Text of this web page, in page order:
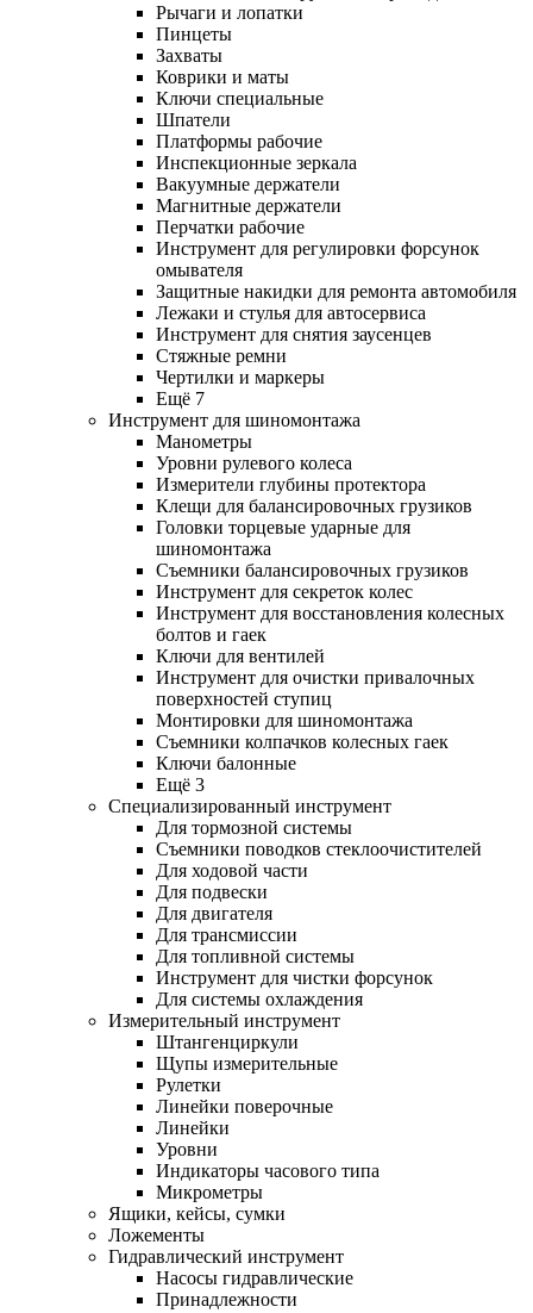
Рычаги и лопатки
Пинцеты
Захваты
Коврики и маты
Ключи специальные
Шпатели
Платформы рабочие
Инспекционные зеркала
Вакуумные держатели
Магнитные держатели
Перчатки рабочие
Инструмент для регулировки форсунок
омывателя
Защитные накидки для ремонта автомобиля
Лежаки и стулья для автосервиса
Инструмент для снятия заусенцев
Стяжные ремни
Чертилки и маркеры
Ещё 7
Инструмент для шиномонтажа
Манометры
Уровни рулевого колеса
Измерители глубины протектора
Клещи для балансировочных грузиков
Головки торцевые ударные для
шиномонтажа
Съемники балансировочных грузиков
Инструмент для секреток колес
Инструмент для восстановления колесных
болтов и гаек
Ключи для вентилей
Инструмент для очистки привалочных
поверхностей ступиц
Монтировки для шиномонтажа
Съемники колпачков колесных гаек
Ключи балонные
Ещё 3
Специализированный инструмент
Для тормозной системы
Съемники поводков стеклоочистителей
Для ходовой части
Для подвески
Для двигателя
Для трансмиссии
Для топливной системы
Инструмент для чистки форсунок
Для системы охлаждения
Измерительный инструмент
Штангенциркули
Щупы измерительные
Рулетки
Линейки поверочные
Линейки
Уровни
Индикаторы часового типа
Микрометры
Ящики, кейсы, сумки
Ложементы
Гидравлический инструмент
Насосы гидравлические
Принадлежности